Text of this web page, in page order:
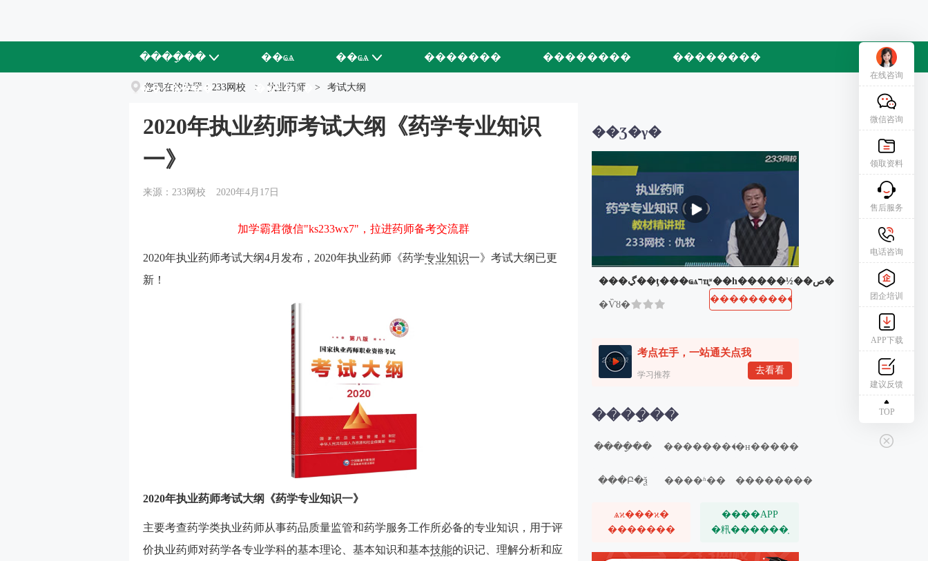
����ָ�� ��ҩѧ ��ҩѧ ������� �������� ��������
��У���� ��ʦ�Ŷ�
您现在的位置： 233网校 > 执业药师 > 考试大纲
2020年执业药师考试大纲《药学专业知识
一》
来源：233网校 2020年4月17日
加学霸君微信"ks233wx7"，拉进药师备考交流群
2020年执业药师考试大纲4月发布，2020年执业药师《药学专业知识一》考试大纲已更
新！
2020年执业药师考试大纲《药学专业知识一》
主要考查药学类执业药师从事药品质量监管和药学服务工作所必备的专业知识，用于评
价执业药师对药学各专业学科的基本理论、基本知识和基本技能的识记、理解分析和应
��Ʒ�γ�
���ڲ��ţ���ҩѧרҵ֪ʶ��һ�����½��ص�
�Ѷȣ�
����������
考点在手，一站通关点我
学习推荐 去看看
����ָ��
����ָ�� ���������н�����
���Բ�ѯ ����ʱ�� ��������
ѧϰ���ϰ�
�������
����APP
�籸������֤
在线咨询
微信咨询
领取资料
售后服务
电话咨询
团企培训
APP下载
建议反馈
TOP